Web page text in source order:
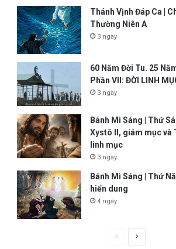
Thánh Vịnh Đáp Ca |
Thường Niên A
3 ngày
60 Năm Đời Tu. 25
Phần VII: ĐỜI LINH
3 ngày
Bánh Mì Sáng | Thứ
Xystô II, giám mục và
linh mục
3 ngày
Bánh Mì Sáng | Thứ
hiển dung
4 ngày